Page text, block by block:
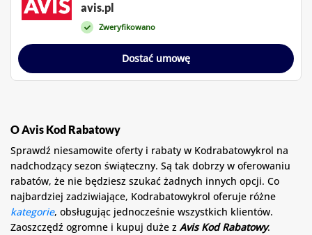
avis.pl
Zweryfikowano
Dostać umowę
O Avis Kod Rabatowy
Sprawdź niesamowite oferty i rabaty w Kodrabatowykrol na
nadchodzący sezon świąteczny. Są tak dobrzy w oferowaniu
rabatów, że nie będziesz szukać żadnych innych opcji. Co
najbardziej zadziwiające, Kodrabatowykrol oferuje różne
kategorie, obsługując jednocześnie wszystkich klientów.
Zaoszczędź ogromne i kupuj duże z Avis Kod Rabatowy.